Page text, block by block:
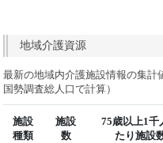
地域介護資源
最新の地域内介護施設情報の集計
国勢調査総人口で計算）
施設
種類
施設
数
75歳以上1千
たり施設